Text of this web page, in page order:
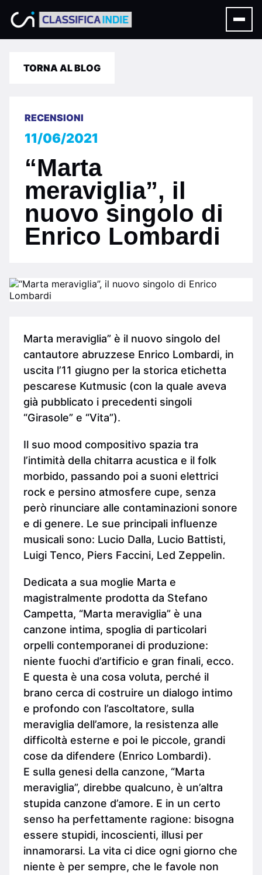
TORNA AL BLOG
RECENSIONI
11/06/2021
“Marta
meraviglia”, il
nuovo singolo di
Enrico Lombardi
Marta meraviglia” è il nuovo singolo del
cantautore abruzzese Enrico Lombardi, in
uscita l’11 giugno per la storica etichetta
pescarese Kutmusic (con la quale aveva
già pubblicato i precedenti singoli
“Girasole” e “Vita”).
Il suo mood compositivo spazia tra
l’intimità della chitarra acustica e il folk
morbido, passando poi a suoni elettrici
rock e persino atmosfere cupe, senza
però rinunciare alle contaminazioni sonore
e di genere. Le sue principali influenze
musicali sono: Lucio Dalla, Lucio Battisti,
Luigi Tenco, Piers Faccini, Led Zeppelin.
Dedicata a sua moglie Marta e
magistralmente prodotta da Stefano
Campetta, “Marta meraviglia” è una
canzone intima, spoglia di particolari
orpelli contemporanei di produzione:
niente fuochi d’artificio e gran finali, ecco.
E questa è una cosa voluta, perché il
brano cerca di costruire un dialogo intimo
e profondo con l’ascoltatore, sulla
meraviglia dell’amore, la resistenza alle
difficoltà esterne e poi le piccole, grandi
cose da difendere (Enrico Lombardi).
E sulla genesi della canzone, “Marta
meraviglia”, direbbe qualcuno, è un’altra
stupida canzone d’amore. E in un certo
senso ha perfettamente ragione: bisogna
essere stupidi, incoscienti, illusi per
innamorarsi. La vita ci dice ogni giorno che
niente è per sempre, che le favole non